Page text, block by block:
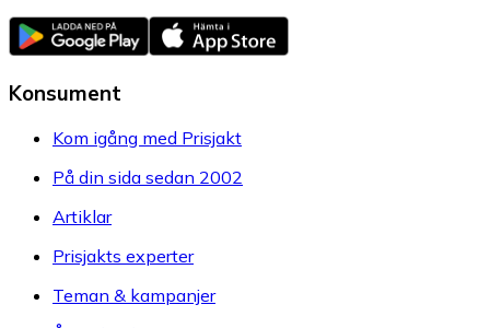
Konsument
Kom igång med Prisjakt
På din sida sedan 2002
Artiklar
Prisjakts experter
Teman & kampanjer